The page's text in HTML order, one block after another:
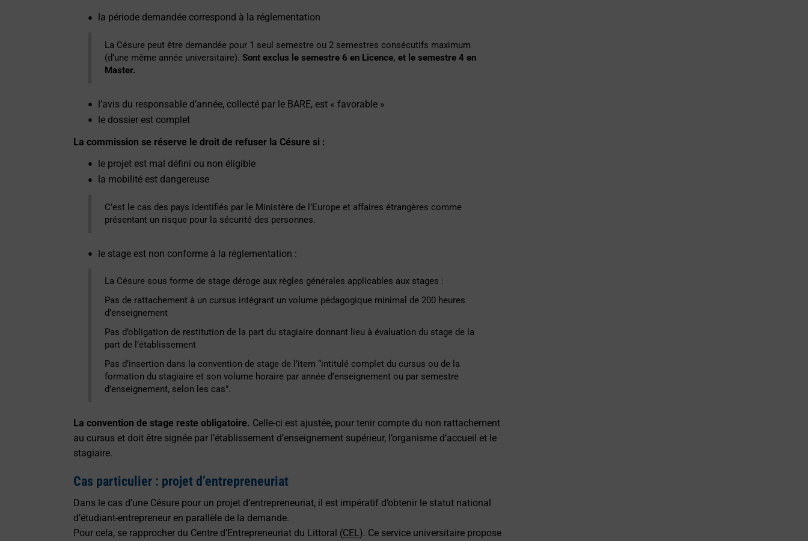
la période demandée correspond à la réglementation
La Césure peut être demandée pour 1 seul semestre ou 2 semestres consécutifs maximum
(d’une même année universitaire). Sont exclus le semestre 6 en Licence, et le semestre 4 en
Master.
l’avis du responsable d’année, collecté par le BARE, est « favorable »
le dossier est complet
La commission se réserve le droit de refuser la Césure si :
le projet est mal défini ou non éligible
la mobilité est dangereuse
C’est le cas des pays identifiés par le Ministère de l’Europe et affaires étrangères comme
présentant un risque pour la sécurité des personnes.
le stage est non conforme à la réglementation :
La Césure sous forme de stage déroge aux règles générales applicables aux stages :
Pas de rattachement à un cursus intégrant un volume pédagogique minimal de 200 heures
d’enseignement
Pas d’obligation de restitution de la part du stagiaire donnant lieu à évaluation du stage de la
part de l’établissement
Pas d’insertion dans la convention de stage de l’item “intitulé complet du cursus ou de la
formation du stagiaire et son volume horaire par année d’enseignement ou par semestre
d’enseignement, selon les cas”.
La convention de stage reste obligatoire. Celle-ci est ajustée, pour tenir compte du non rattachement
au cursus et doit être signée par l’établissement d’enseignement supérieur, l’organisme d’accueil et le
stagiaire.
Cas particulier : projet d’entrepreneuriat
Dans le cas d’une Césure pour un projet d’entrepreneuriat, il est impératif d’obtenir le statut national
d’étudiant-entrepreneur en parallèle de la demande.
Pour cela, se rapprocher du Centre d’Entrepreneuriat du Littoral (CEL). Ce service universitaire propose